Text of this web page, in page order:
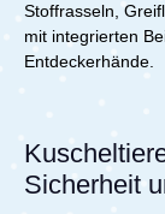
Stoffrasseln,
mit integrierten
Entdeckerhände.
Sicherheit